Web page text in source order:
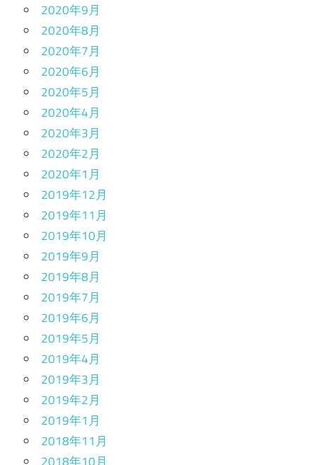
2020年9月
2020年8月
2020年7月
2020年6月
2020年5月
2020年4月
2020年3月
2020年2月
2020年1月
2019年12月
2019年11月
2019年10月
2019年9月
2019年8月
2019年7月
2019年6月
2019年5月
2019年4月
2019年3月
2019年2月
2019年1月
2018年11月